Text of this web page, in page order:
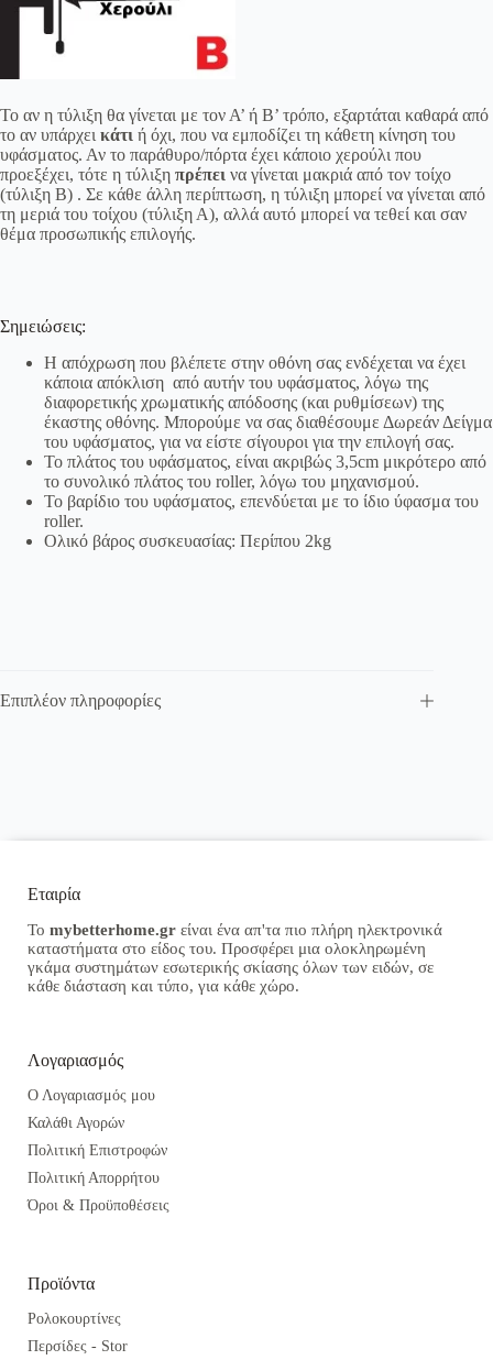
Το αν η τύλιξη θα γίνεται με τον Α’ ή Β’ τρόπο, εξαρτάται καθαρά από
το αν υπάρχει κάτι ή όχι, που να εμποδίζει τη κάθετη κίνηση του
υφάσματος. Αν το παράθυρο/πόρτα έχει κάποιο χερούλι που
προεξέχει, τότε η τύλιξη πρέπει να γίνεται μακριά από τον τοίχο
(τύλιξη Β) . Σε κάθε άλλη περίπτωση, η τύλιξη μπορεί να γίνεται από
τη μεριά του τοίχου (τύλιξη Α), αλλά αυτό μπορεί να τεθεί και σαν
θέμα προσωπικής επιλογής.
Σημειώσεις:
Η απόχρωση που βλέπετε στην οθόνη σας ενδέχεται να έχει
κάποια απόκλιση από αυτήν του υφάσματος, λόγω της
διαφορετικής χρωματικής απόδοσης (και ρυθμίσεων) της
έκαστης οθόνης. Μπορούμε να σας διαθέσουμε Δωρεάν Δείγμα
του υφάσματος, για να είστε σίγουροι για την επιλογή σας.
Το πλάτος του υφάσματος, είναι ακριβώς 3,5cm μικρότερο από
το συνολικό πλάτος του roller, λόγω του μηχανισμού.
Το βαρίδιο του υφάσματος, επενδύεται με το ίδιο ύφασμα του
roller.
Ολικό βάρος συσκευασίας: Περίπου 2kg
Επιπλέον πληροφορίες
Εταιρία
Το mybetterhome.gr είναι ένα απ'τα πιο πλήρη ηλεκτρονικά
καταστήματα στο είδος του. Προσφέρει μια ολοκληρωμένη
γκάμα συστημάτων εσωτερικής σκίασης όλων των ειδών, σε
κάθε διάσταση και τύπο, για κάθε χώρο.
Λογαριασμός
Ο Λογαριασμός μου
Καλάθι Αγορών
Πολιτική Επιστροφών
Πολιτική Απορρήτου
Όροι & Προϋποθέσεις
Προϊόντα
Ρολοκουρτίνες
Περσίδες - Stor